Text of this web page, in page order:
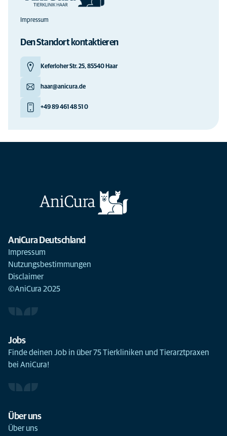
Impressum
Den Standort kontaktieren
Keferloher Str. 25, 85540 Haar
haar@anicura.de
+49 89 461 48 51 0
AniCura Deutschland
Impressum
Nutzungsbestimmungen
Disclaimer
©AniCura 2025
Jobs
Finde deinen Job in über 75 Tierkliniken und Tierarztpraxen
bei AniCura!
Über uns
Über uns